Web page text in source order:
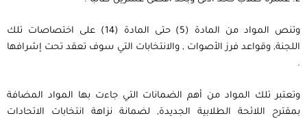
وتنص المواد من المادة (5) حتى المادة (14) على اختصاصات تلك
اللجنة, وقواعد فرز الأصوات , والانتخابات التي سوف تعقد تحت إشرافها
وتعتبر تلك المواد من أهم الضمانات التي جاءت بها المواد المضافة
بمقترح اللائحة الطلابية الجديدة, لضمانة نزاهة انتخابات الاتحادات